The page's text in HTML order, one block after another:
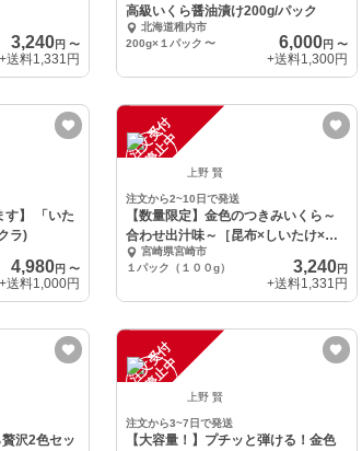
3,240円 〜
+送料1,331円
高級いくら醤油漬け200g/パック
北海道稚内市
200g×１パック 〜 6,000円 〜
+送料1,300円
す】 「いた
ラ)
4,980円 〜
+送料1,000円
注
文
受
付
停
止
中
上野 賢
注文から2~10日で発送
【数量限定】金色のつきみいくら～
合わせ出汁味～［昆布×しいたけ×か
つお］
宮崎県宮崎市
１パック（１００g）
3,240円
+送料1,331円
贅沢2色セッ
注
文
受
付
停
止
中
上野 賢
注文から3~7日で発送
【大容量！】プチッと弾ける！金色